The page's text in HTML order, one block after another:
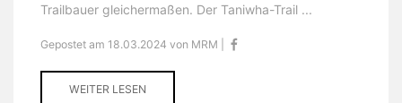
Trailbauer gleichermaßen. Der Taniwha-Trail ...
Gepostet am 18.03.2024 von MRM |
WEITER LESEN